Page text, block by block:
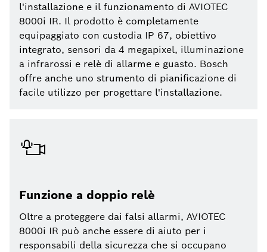
l'installazione e il funzionamento di AVIOTEC
8000i IR. Il prodotto è completamente
equipaggiato con custodia IP 67, obiettivo
integrato, sensori da 4 megapixel, illuminazione
a infrarossi e relè di allarme e guasto. Bosch
offre anche uno strumento di pianificazione di
facile utilizzo per progettare l'installazione.
Funzione a doppio relè
Oltre a proteggere dai falsi allarmi, AVIOTEC
8000i IR può anche essere di aiuto per i
responsabili della sicurezza che si occupano